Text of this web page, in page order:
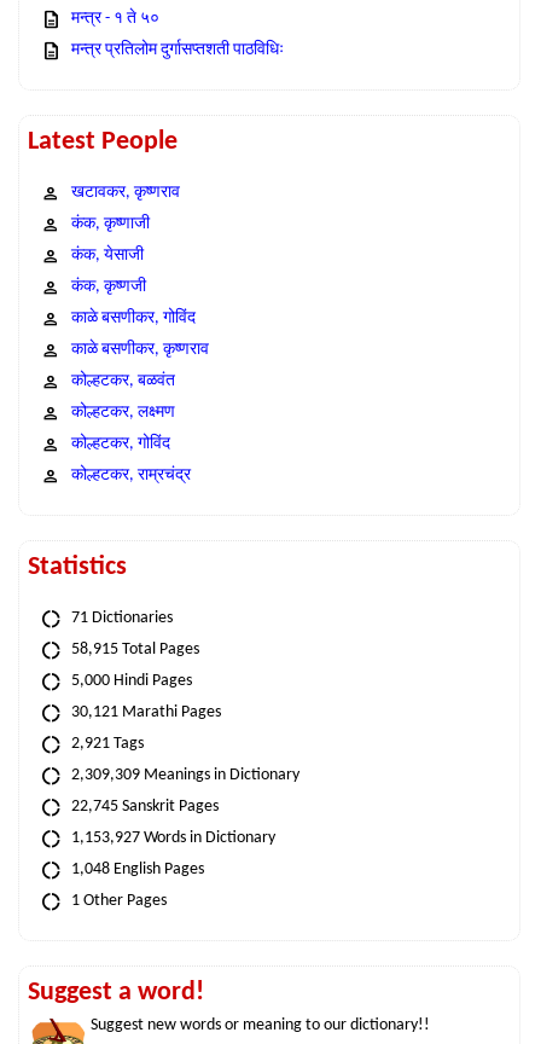
मन्त्र - १ ते ५०
मन्त्र प्रतिलोम दुर्गासप्तशती पाठविधिः
Latest People
खटावकर, कृष्णराव
कंक, कृष्णाजी
कंक, येसाजी
कंक, कृष्णजी
काळे बसणीकर, गोविंद
काळे बसणीकर, कृष्णराव
कोल्हटकर, बळवंत
कोल्हटकर, लक्ष्मण
कोल्हटकर, गोविंद
कोल्हटकर, राम्रचंद्र
Statistics
71 Dictionaries
58,915 Total Pages
5,000 Hindi Pages
30,121 Marathi Pages
2,921 Tags
2,309,309 Meanings in Dictionary
22,745 Sanskrit Pages
1,153,927 Words in Dictionary
1,048 English Pages
1 Other Pages
Suggest a word!
Suggest new words or meaning to our dictionary!!